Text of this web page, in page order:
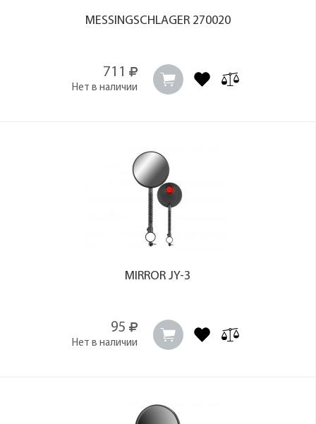
MESSINGSCHLAGER 270020
711
Нет в наличии
MIRROR JY-3
95
Нет в наличии